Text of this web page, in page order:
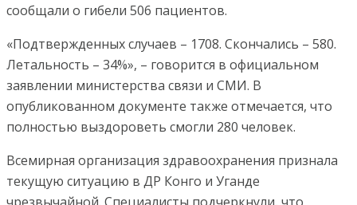
сообщали о гибели 506 пациентов.
«Подтвержденных случаев – 1708. Скончались – 580.
Летальность – 34%», – говорится в официальном
заявлении министерства связи и СМИ. В
опубликованном документе также отмечается, что
полностью выздороветь смогли 280 человек.
Всемирная организация здравоохранения признала
текущую ситуацию в ДР Конго и Уганде